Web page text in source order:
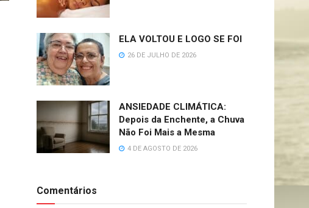
ELA VOLTOU E LOGO SE FOI
26 DE JULHO DE 2026
ANSIEDADE CLIMÁTICA:
Depois da Enchente, a Chuva
Não Foi Mais a Mesma
4 DE AGOSTO DE 2026
Comentários